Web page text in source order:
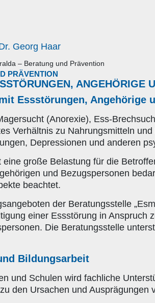
– Beratung und Prävention
PRÄVENTION
ANGEHÖRIGE
Essstörungen, Angehörige
(Anorexie), Ess-
Verhältnis zu Nahrungsmitteln
Depressionen und anderen
große Belastung für die
und Bezugspersonen
beachtet.
der Beratungsstelle
einer Essstörung in
Die Beratungsstelle
Bildungsarbeit
und Schulen wird fachliche
den Ursachen und Ausprägungen